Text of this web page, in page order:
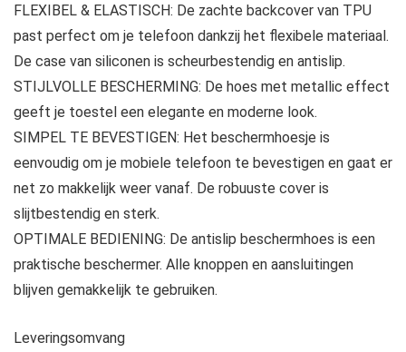
FLEXIBEL & ELASTISCH: De zachte backcover van TPU
past perfect om je telefoon dankzij het flexibele materiaal.
De case van siliconen is scheurbestendig en antislip.
STIJLVOLLE BESCHERMING: De hoes met metallic effect
geeft je toestel een elegante en moderne look.
SIMPEL TE BEVESTIGEN: Het beschermhoesje is
eenvoudig om je mobiele telefoon te bevestigen en gaat er
net zo makkelijk weer vanaf. De robuuste cover is
slijtbestendig en sterk.
OPTIMALE BEDIENING: De antislip beschermhoes is een
praktische beschermer. Alle knoppen en aansluitingen
blijven gemakkelijk te gebruiken.
Leveringsomvang